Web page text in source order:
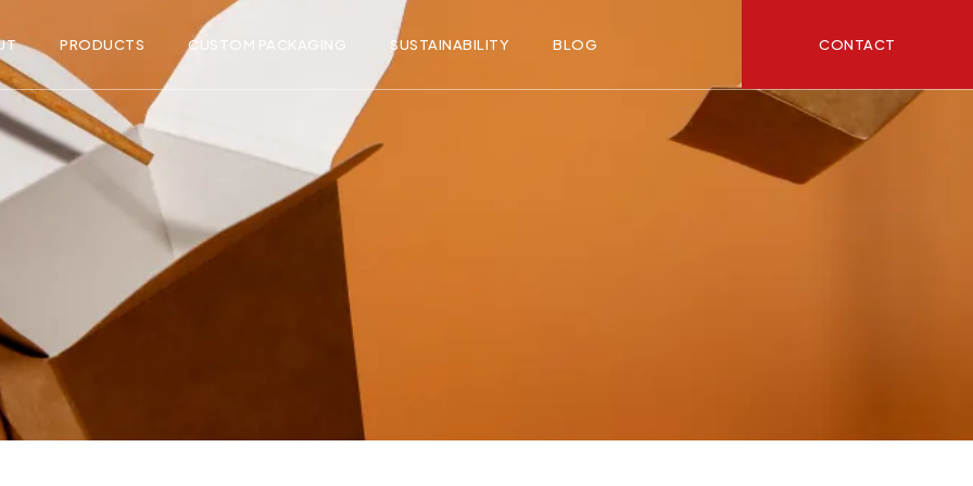
PRODUCTS CUSTOM PACKAGING SUSTAINABILITY BLOG CONTACT